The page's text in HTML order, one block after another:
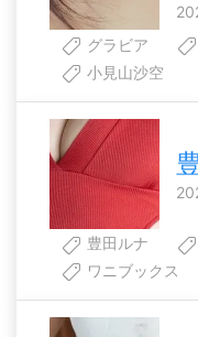
グラビア
小見山沙空
豊田ルナ
ワニブックス